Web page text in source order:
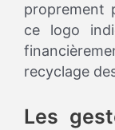
proprement
ce logo
recyclage
Les